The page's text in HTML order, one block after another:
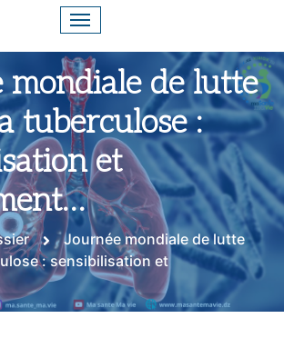
mondiale de lutte
tuberculose :
et
Journée mondiale de lutte
: sensibilisation et